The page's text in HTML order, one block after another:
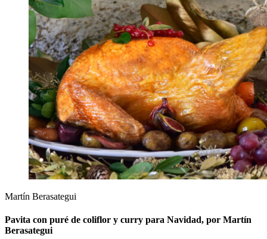
Martín Berasategui
Pavita con puré de coliflor y curry para Navidad, por Martín
Berasategui